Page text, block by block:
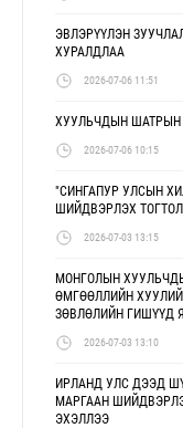
ЭВЛЭРҮҮЛЭН
ХУРАЛДЛАА
2026-07-06 11:51
ХУУЛЬЧДЫН ШАТРЫН
2026-07-06 10:15
"СИНГАПУР УЛСЫН
ШИЙДВЭРЛЭХ
2026-07-03 13:15
МОНГОЛЫН
ӨМГӨӨЛЛИЙН
ЗӨВЛӨЛИЙН ГИШҮҮД
2026-07-03 13:10
ИРЛАНД УЛС ДЭЭД
МАРГААН
ЭХЭЛЛЭЭ